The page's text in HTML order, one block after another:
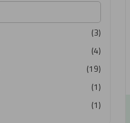
(3)
(4)
(19)
(1)
(1)